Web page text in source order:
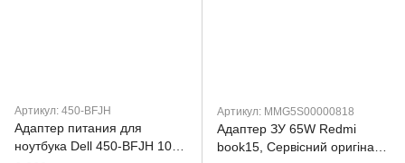
Артикул: 450-BFJH
Адаптер питания для
ноутбука Dell 450-BFJH 100
Артикул: MMG5S00000818
Адаптер ЗУ 65W Redmi
book15, Сервісний оригінал